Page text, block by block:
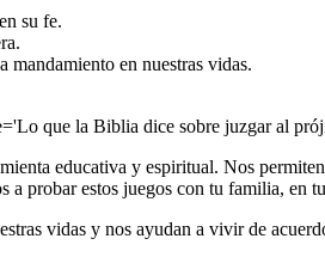
su fe.
en nuestras vidas.
que la Biblia dice sobre juzgar al
educativa y espiritual. Nos
a probar estos juegos con tu familia, en
vidas y nos ayudan a vivir de